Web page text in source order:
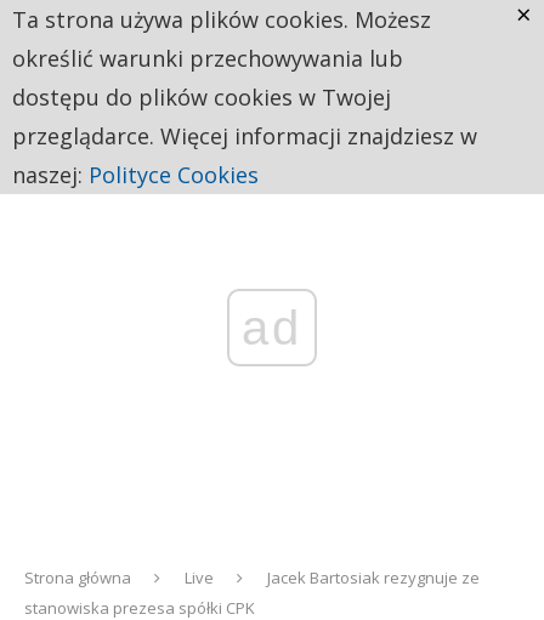
ad
Strona główna Live
Jacek Bartosiak rezygnuje ze
stanowiska prezesa spółki CPK
Ta strona używa plików cookies. Możesz
określić warunki przechowywania lub
dostępu do plików cookies w Twojej
przeglądarce. Więcej informacji znajdziesz w
naszej: Polityce Cookies
×